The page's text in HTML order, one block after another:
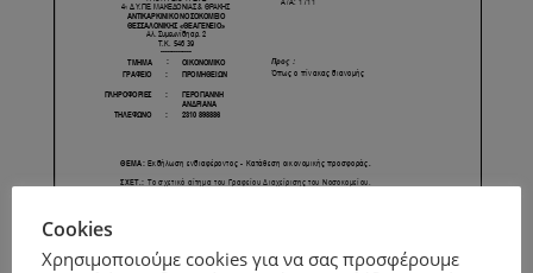
Cookies
Χρησιμοποιούμε cookies για να σας προσφέρουμε